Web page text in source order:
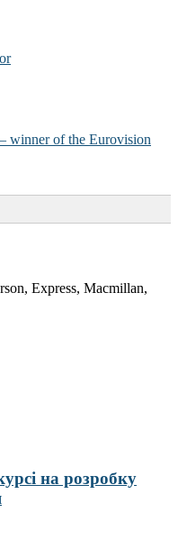
winner of the Eurovision
Express, Macmillan,
на розробку